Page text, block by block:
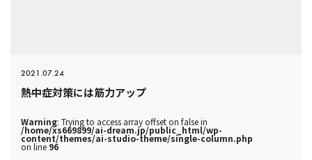
2021.07.24
熱中症対策には筋力アップ
Warning: Trying to access array offset on false in
/home/xs669899/ai-dream.jp/public_html/wp-
content/themes/ai-studio-theme/single-column.php
on line 96